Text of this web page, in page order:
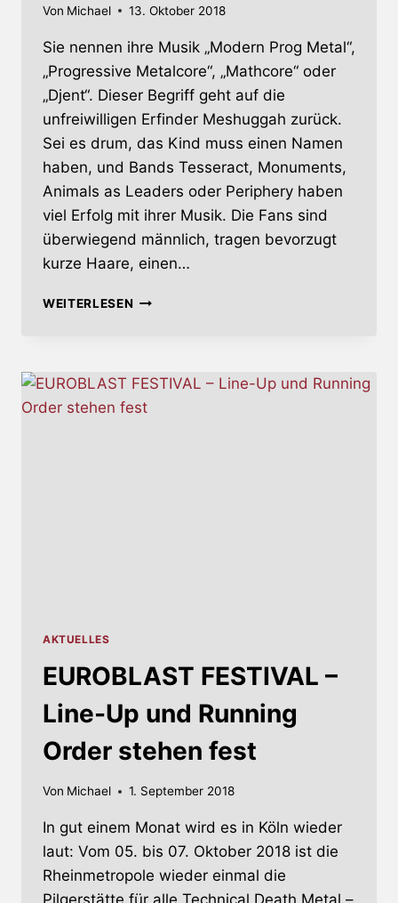
Von Michael 13. Oktober 2018
Sie nennen ihre Musik „Modern Prog Metal“,
„Progressive Metalcore“, „Mathcore“ oder
„Djent“. Dieser Begriff geht auf die
unfreiwilligen Erfinder Meshuggah zurück.
Sei es drum, das Kind muss einen Namen
haben, und Bands Tesseract, Monuments,
Animals as Leaders oder Periphery haben
viel Erfolg mit ihrer Musik. Die Fans sind
überwiegend männlich, tragen bevorzugt
kurze Haare, einen…
WEITERLESENEUROBLAST
GERÜHRT!
AKTUELLES
EUROBLAST FESTIVAL –
Line-Up und Running
Order stehen fest
Von Michael 1. September 2018
In gut einem Monat wird es in Köln wieder
laut: Vom 05. bis 07. Oktober 2018 ist die
Rheinmetropole wieder einmal die